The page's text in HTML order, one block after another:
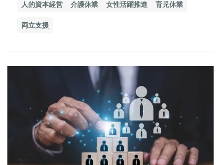
人的資本経営 介護休業 女性活躍推進 育児休業
両立支援